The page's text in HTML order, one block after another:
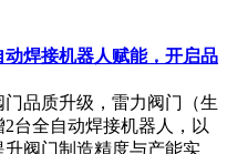
焊接机器人赋能，开启品
品质升级，雷力阀门（生
台全自动焊接机器人，以
阀门制造精度与产能实